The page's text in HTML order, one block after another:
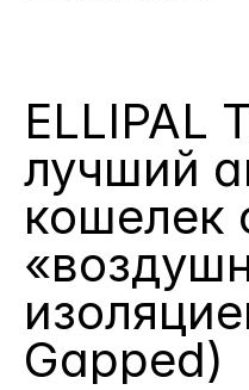
ELLIPAL
лучший
кошелек
Gapped)